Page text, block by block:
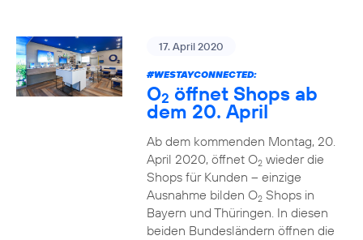
17. April 2020
#WESTAYCONNECTED:
O2 öffnet Shops ab
dem 20. April
Ab dem kommenden Montag, 20.
April 2020, öffnet O2wieder die
Shops für Kunden – einzige
Ausnahme bilden O2Shops in
Bayern und Thüringen. In diesen
beiden Bundesländern öffnen die